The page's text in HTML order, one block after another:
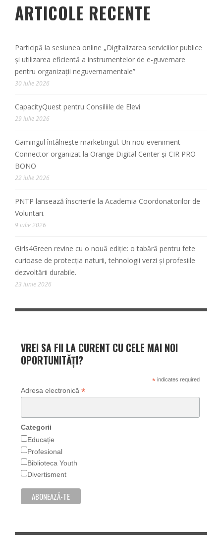
ARTICOLE RECENTE
Participă la sesiunea online „Digitalizarea serviciilor publice
și utilizarea eficientă a instrumentelor de e-guvernare
pentru organizații neguvernamentale”
30 iulie 2026
CapacityQuest pentru Consiliile de Elevi
29 iulie 2026
Gamingul întâlnește marketingul. Un nou eveniment
Connector organizat la Orange Digital Center și CIR PRO
BONO
22 iulie 2026
PNTP lansează înscrierile la Academia Coordonatorilor de
Voluntari.
9 iulie 2026
Girls4Green revine cu o nouă ediție: o tabără pentru fete
curioase de protecția naturii, tehnologii verzi și profesiile
dezvoltării durabile.
23 iunie 2026
VREI SA FII LA CURENT CU CELE MAI NOI
OPORTUNITĂȚI?
*indicates required
Adresa electronică *
Categorii
Educație
Profesional
Biblioteca Youth
Divertisment